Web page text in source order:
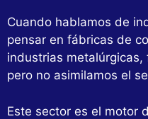
Cuando hablamos de
pensar en fábricas de
industrias
pero no asimilamos el
Este sector es el motor